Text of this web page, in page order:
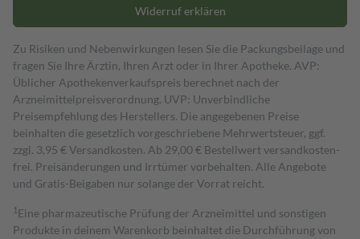
Widerruf erklären
Zu Risiken und Nebenwirkungen lesen Sie die Packungsbeilage und
fragen Sie Ihre Ärztin, Ihren Arzt oder in Ihrer Apotheke. AVP:
Üblicher Apothekenverkaufspreis berechnet nach der
Arzneimittelpreisverordnung. UVP: Unverbindliche
Preisempfehlung des Herstellers. Die angegebenen Preise
beinhalten die gesetzlich vorgeschriebene Mehrwertsteuer, ggf.
zzgl. 3,95 € Versandkosten. Ab 29,00 € Bestell­wert versand­kosten­
frei. Preisänderungen und Irrtümer vorbehalten. Alle Angebote
und Gratis-Beigaben nur solange der Vorrat reicht.
1 Eine pharmazeutische Prüfung der Arzneimittel und sonstigen
Produkte in deinem Warenkorb beinhaltet die Durchführung von